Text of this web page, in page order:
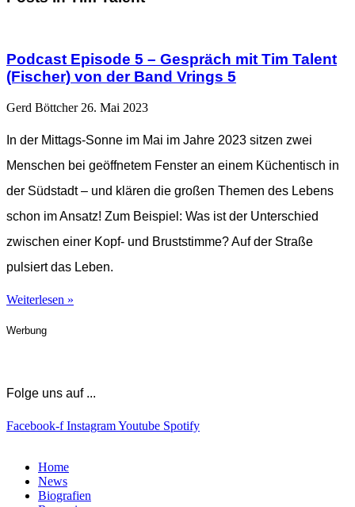
Podcast Episode 5 – Gespräch mit Tim Talent
(Fischer) von der Band Vrings 5
Gerd Böttcher 26. Mai 2023
In der Mittags-Sonne im Mai im Jahre 2023 sitzen zwei
Menschen bei geöffnetem Fenster an einem Küchentisch in
der Südstadt – und klären die großen Themen des Lebens
schon im Ansatz! Zum Beispiel: Was ist der Unterschied
zwischen einer Kopf- und Bruststimme? Auf der Straße
pulsiert das Leben.
Weiterlesen »
Werbung
Folge uns auf ...
Facebook-f InstagramYoutube Spotify
Home
News
Biografien